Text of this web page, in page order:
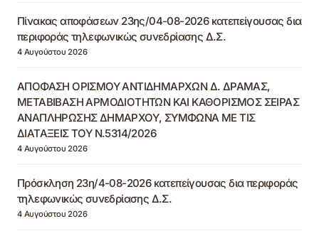
Πίνακας αποφάσεων 23ης/04-08-2026 κατεπείγουσας δια
περιφοράς τηλεφωνικώς συνεδρίασης Δ.Σ.
4 Αυγούστου 2026
ΑΠΟΦΑΣΗ ΟΡΙΣΜΟΥ ΑΝΤΙΔΗΜΑΡΧΩΝ Δ. ΔΡΑΜΑΣ,
ΜΕΤΑΒΙΒΑΣΗ ΑΡΜΟΔΙΟΤΗΤΩΝ ΚΑΙ ΚΑΘΟΡΙΣΜΟΣ ΣΕΙΡΑΣ
ΑΝΑΠΛΗΡΩΣΗΣ ΔΗΜΑΡΧΟΥ, ΣΥΜΦΩΝΑ ΜΕ ΤΙΣ
ΔΙΑΤΑΞΕΙΣ ΤΟΥ Ν.5314/2026
4 Αυγούστου 2026
Πρόσκληση 23η/4-08-2026 κατεπείγουσας δια περιφοράς
τηλεφωνικώς συνεδρίασης Δ.Σ.
4 Αυγούστου 2026